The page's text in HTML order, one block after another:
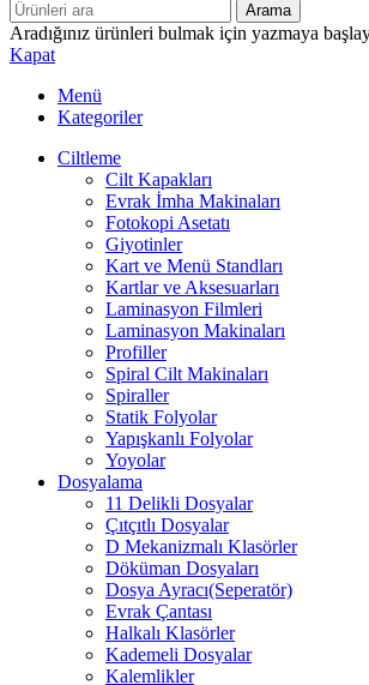
Arama
Aradığınız ürünleri bulmak için yazmaya
Kapat
Menü
Kategoriler
Ciltleme
Cilt Kapakları
Evrak İmha Makinaları
Fotokopi Asetatı
Giyotinler
Kart ve Menü Standları
Kartlar ve Aksesuarları
Laminasyon Filmleri
Laminasyon Makinaları
Profiller
Spiral Cilt Makinaları
Spiraller
Statik Folyolar
Yapışkanlı Folyolar
Yoyolar
Dosyalama
11 Delikli Dosyalar
Çıtçıtlı Dosyalar
D Mekanizmalı Klasörler
Döküman Dosyaları
Dosya Ayracı(Seperatör)
Evrak Çantası
Halkalı Klasörler
Kademeli Dosyalar
Kalemlikler